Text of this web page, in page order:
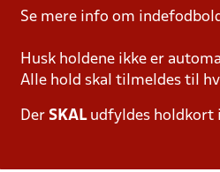
Se mere info om
Husk holdene ikke er
Alle hold skal tilmeldes til
Der SKAL udfyldes holdkort